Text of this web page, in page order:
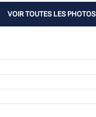
VOIR TOUTES LES PHOTOS